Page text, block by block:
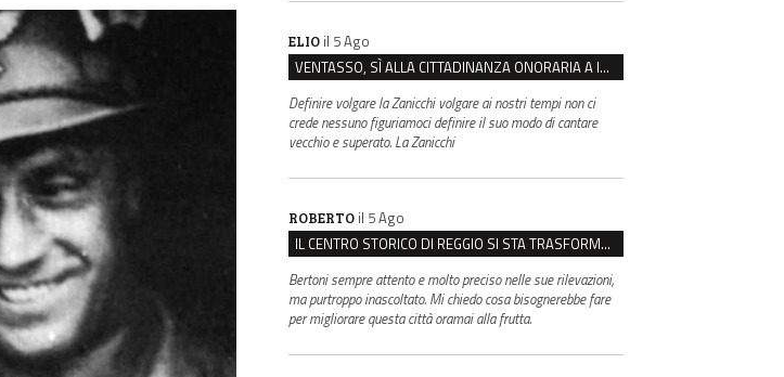
ELIO il 5 Ago
VENTASSO, SÌ ALLA CITTADINANZA ONORARIA A IVA ZANICCHI. MA BARGIACCHI: “È DI PESSIMO GUSTO”
Definire volgare la Zanicchi volgare ai nostri tempi non ci
crede nessuno figuriamoci definire il suo modo di cantare
vecchio e superato. La Zanicchi
ROBERTO il 5 Ago
IL CENTRO STORICO DI REGGIO SI STA TRASFORMANDO, E NON IN MEGLIO
Bertoni sempre attento e molto preciso nelle sue rilevazioni,
ma purtroppo inascoltato. Mi chiedo cosa bisognerebbe fare
per migliorare questa città oramai alla frutta.